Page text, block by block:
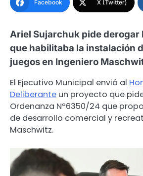
Facebook X (Twitter)
Ariel Sujarchuk pide derogar
que habilitaba la instalación
juegos en Ingeniero
El Ejecutivo Municipal envió al
Deliberante un proyecto que
Ordenanza Nº6350/24 que
de desarrollo comercial y
Maschwitz.